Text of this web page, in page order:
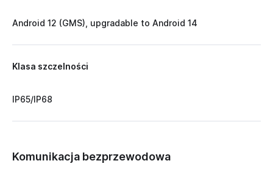
Android 12 (GMS), upgradable to Android 14
Klasa szczelności
IP65/IP68
Komunikacja bezprzewodowa